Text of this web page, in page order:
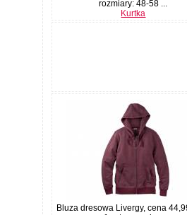
rozmiary: 48-58 ...
Kurtka
Bluza dresowa Livergy, cena